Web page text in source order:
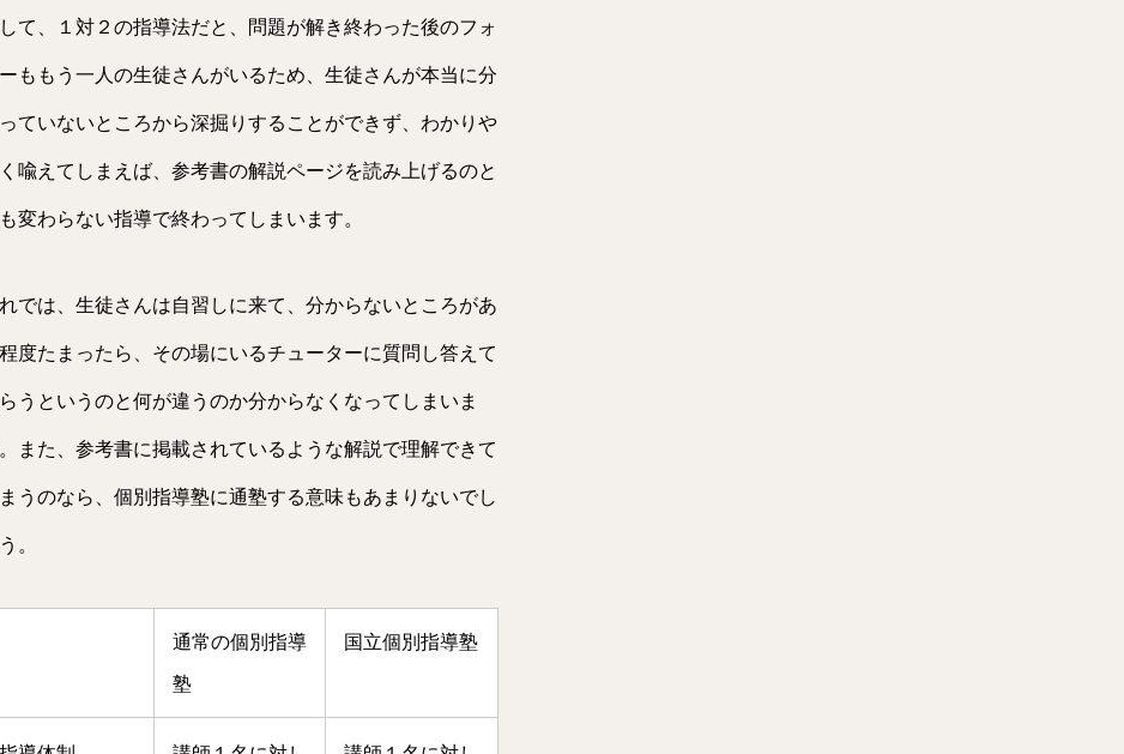
て、１対２の指導法だと、問題が解き終わった後のフォ
ももう一人の生徒さんがいるため、生徒さんが本当に分
ていないところから深掘りすることができず、わかりや
喩えてしまえば、参考書の解説ページを読み上げるのと
変わらない指導で終わってしまいます。
では、生徒さんは自習しに来て、分からないところがあ
度たまったら、その場にいるチューターに質問し答えて
うというのと何が違うのか分からなくなってしまいま
また、参考書に掲載されているような解説で理解できて
うのなら、個別指導塾に通塾する意味もあまりないでし
。
通常の個別指導
塾
国立個別指導塾